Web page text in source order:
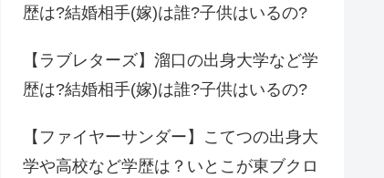
歴は?結婚相手(嫁)は誰?子供はいるの?
【ラブレターズ】溜口の出身大学など学
歴は?結婚相手(嫁)は誰?子供はいるの?
【ファイヤーサンダー】こてつの出身大
学や高校など学歴は？いとこが東ブクロ